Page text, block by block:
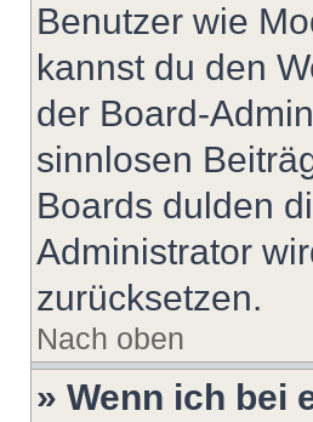
Benutzer wie
kannst du den
der Board-
sinnlosen
Boards dulden
Administrator
zurücksetzen.
Nach oben
» Wenn ich bei